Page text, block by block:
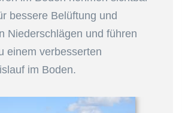
bessere Belüftung und
Niederschlägen und führen
einem verbesserten
im Boden.